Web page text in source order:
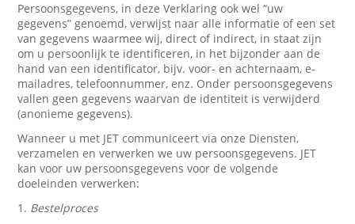
Persoonsgegevens, in deze Verklaring ook wel “uw
gegevens” genoemd, verwijst naar alle informatie of een set
van gegevens waarmee wij, direct of indirect, in staat zijn
om u persoonlijk te identificeren, in het bijzonder aan de
hand van een identificator, bijv. voor- en achternaam, e-
mailadres, telefoonnummer, enz. Onder persoonsgegevens
vallen geen gegevens waarvan de identiteit is verwijderd
(anonieme gegevens).
Wanneer u met JET communiceert via onze Diensten,
verzamelen en verwerken we uw persoonsgegevens. JET
kan voor uw persoonsgegevens voor de volgende
doeleinden verwerken:
1. Bestelproces